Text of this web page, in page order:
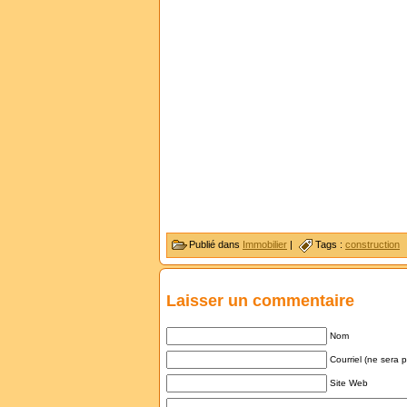
Publié dans Immobilier | Tags : construction
Laisser un commentaire
Nom
Courriel (ne sera
Site Web